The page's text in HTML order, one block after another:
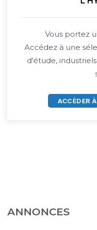
Vous portez
Accédez à une
d'étude,
ACCÈDER
ANNONCES